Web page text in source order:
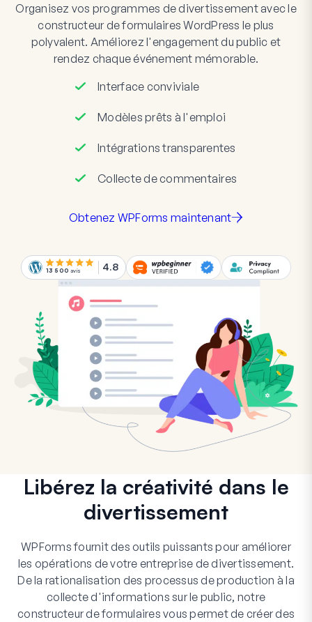
Organisez vos programmes de divertissement avec le
constructeur de formulaires WordPress le plus
polyvalent. Améliorez l'engagement du public et
rendez chaque événement mémorable.
Interface conviviale
Modèles prêts à l'emploi
Intégrations transparentes
Collecte de commentaires
Obtenez WPForms maintenant
13 500 avis 4.8
Libérez la créativité dans le
divertissement
WPForms fournit des outils puissants pour améliorer
les opérations de votre entreprise de divertissement.
De la rationalisation des processus de production à la
collecte d'informations sur le public, notre
constructeur de formulaires vous permet de créer des